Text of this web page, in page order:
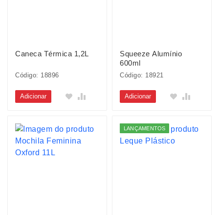
Caneca Térmica 1,2L
Código: 18896
Adicionar
Squeeze Alumínio
600ml
Código: 18921
Adicionar
LANÇAMENTOS